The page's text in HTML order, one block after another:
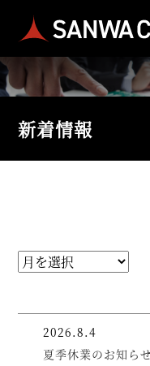
新着情報
2026.8.4
夏季休業のお知ら